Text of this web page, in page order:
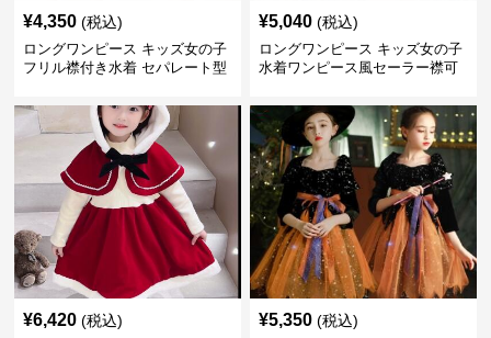
¥4,350 (税込)
ロングワンピース キッズ女の子
フリル襟付き水着 セパレート型
¥5,040 (税込)
ロングワンピース キッズ女の子
水着ワンピース風セーラー襟可
¥6,420 (税込) ¥5,350 (税込)